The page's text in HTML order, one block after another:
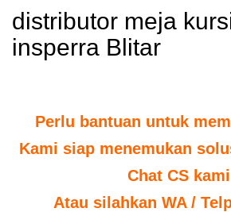
distributor meja
insperra Blitar
Perlu bantuan untuk
Kami siap menemukan
Chat CS kami
Atau silahkan WA /